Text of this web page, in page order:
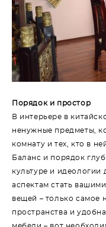
Порядок и простор
В интерьере в
ненужные предметы,
комнату и тех, кто в
Баланс и порядок
культуре и идеологии
аспектам стать
вещей – только самое
пространства и